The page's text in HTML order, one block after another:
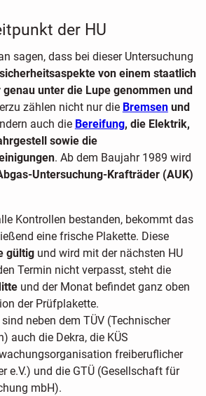
der HU
sagen, dass bei dieser Untersuchung
von einem staatlich
unter die Lupe genommen und
zählen nicht nur die Bremsenund
auch die Bereifung, die Elektrik,
sowie die
. Ab dem Baujahr 1989 wird
Untersuchung-Krafträder (AUK)
Kontrollen bestanden, bekommt das
eine frische Plakette. Diese
gültigund wird mit der nächsten HU
Termin nicht verpasst, steht die
und der Monat befindet ganz oben
der Prüfplakette.
neben dem TÜV (Technischer
auch die Dekra, die KÜS
freiberuflicher
e.V.) und die GTÜ (Gesellschaft für
mbH).